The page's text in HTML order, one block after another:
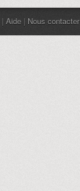
| Aide | Nous contacter